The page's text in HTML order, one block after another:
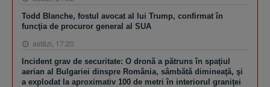
Todd Blanche, fostul avocat al lui Trump, confirmat în
funcţia de procuror general al SUA
astăzi, 17:20
Incident grav de securitate: O dronă a pătruns în spaţiul
aerian al Bulgariei dinspre România, sâmbătă dimineaţă, şi
a explodat la aproximativ 100 de metri în interiorul graniţei